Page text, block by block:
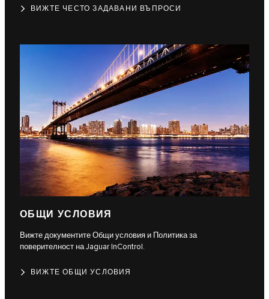
ВИЖТЕ ЧЕСТО ЗАДАВАНИ ВЪПРОСИ
ОБЩИ УСЛОВИЯ
Вижте документите Общи условия и Политика за
поверителност на Jaguar InControl.
ВИЖТЕ ОБЩИ УСЛОВИЯ